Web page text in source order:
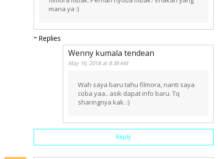
mana ya :)
Replies
Wenny kumala tendean
May 16, 2018 at 8:38 AM
Wah saya baru tahu filmora, nanti saya
coba yaa.. asik dapat info baru. Tq
sharingnya kak. :)
Reply